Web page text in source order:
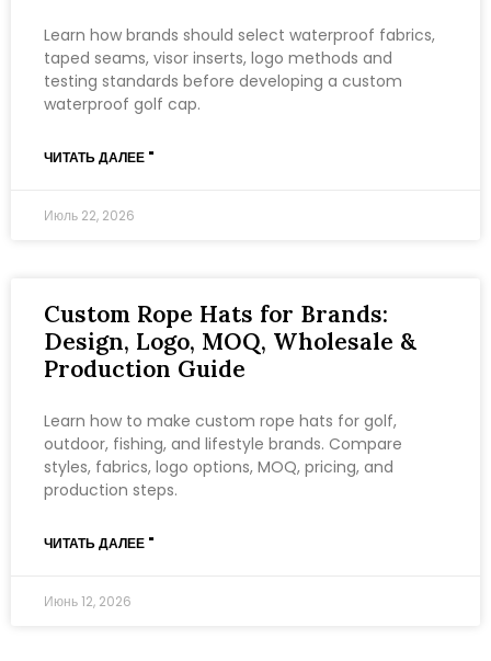
Learn how brands should select waterproof fabrics,
taped seams, visor inserts, logo methods and
testing standards before developing a custom
waterproof golf cap.
ЧИТАТЬ ДАЛЕЕ "
Июль 22, 2026
Custom Rope Hats for Brands:
Design, Logo, MOQ, Wholesale &
Production Guide
Learn how to make custom rope hats for golf,
outdoor, fishing, and lifestyle brands. Compare
styles, fabrics, logo options, MOQ, pricing, and
production steps.
ЧИТАТЬ ДАЛЕЕ "
Июнь 12, 2026